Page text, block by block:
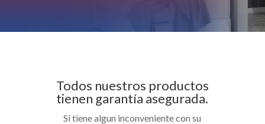
Todos nuestros productos
tienen garantía asegurada.
Si tiene algun inconveniente con su